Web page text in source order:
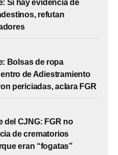
Sí hay evidencia de
refutan
Bolsas de ropa
de Adiestramiento
periciadas, aclara FGR
del CJNG: FGR no
de crematorios
eran “fogatas”